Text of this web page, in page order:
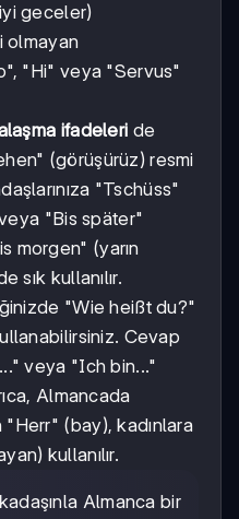
geceler)
olmayan
"Hi" veya "Servus"
ifadeleri de
(görüşürüz) resmi
"Tschüss"
"Bis später"
morgen" (yarın
sık kullanılır.
"Wie heißt du?"
Cevap
veya "Ich bin..."
Almancada
(bay), kadınlara
kullanılır.
Almanca bir